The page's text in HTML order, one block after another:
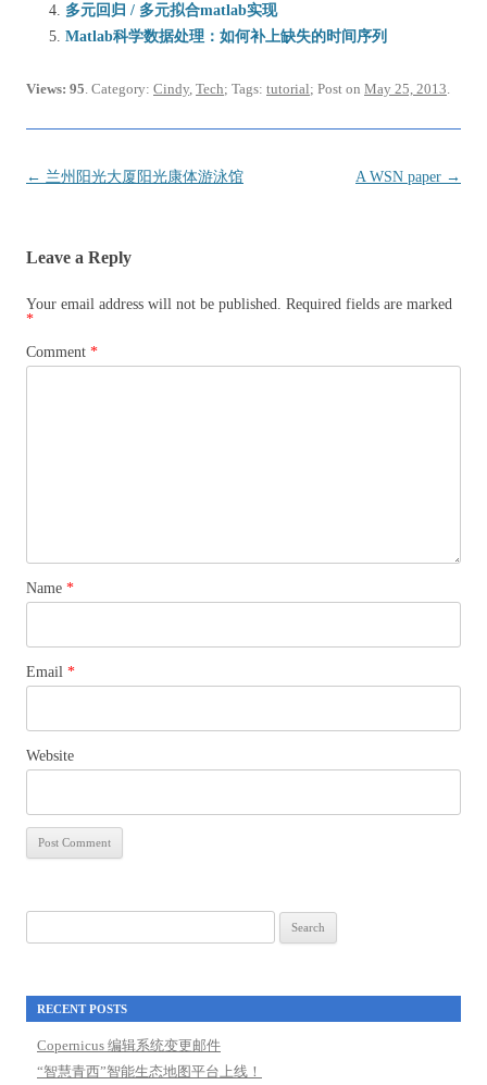
多元回归 / 多元拟合matlab实现
Matlab科学数据处理：如何补上缺失的时间序列
Views: 95. Category: Cindy, Tech; Tags: tutorial; Post on May 25, 2013.
Post
← 兰州阳光大厦阳光康体游泳馆 A WSN paper →
Leave a Reply
Your email address will not be published. Required fields are marked
*
Comment *
Name *
Email *
Website
for:
RECENT POSTS
Copernicus 编辑系统变更邮件
“智慧青西”智能生态地图平台上线！